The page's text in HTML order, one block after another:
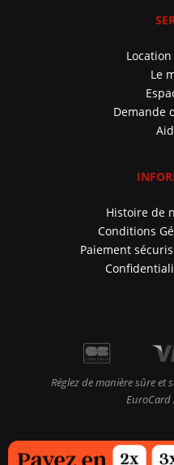
Le
Demande
Histoire de
Conditions
Paiement
Réglez de manière sûre et
EuroCard